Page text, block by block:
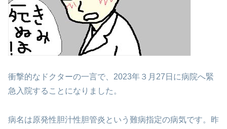
衝撃的なドクターの一言で、2023年３月27日に病院へ緊
急入院することになりました。
病名は原発性胆汁性胆管炎という難病指定の病気です。 昨